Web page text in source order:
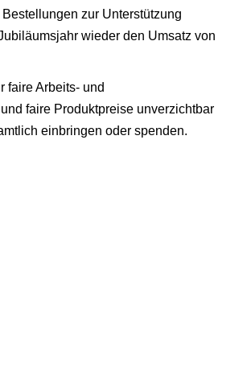
zur Unterstützung
wieder den Umsatz von
faire Arbeits- und
faire Produktpreise unverzichtbar
einbringen oder spenden.